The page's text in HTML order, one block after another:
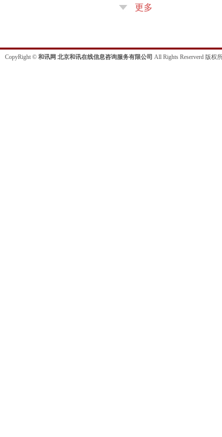
更多
CopyRight © 和讯网 北京和讯在线信息咨询服务有限公司 All Rights Reserverd 版权